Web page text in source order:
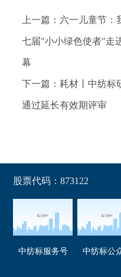
上一篇：六一儿童节
七届"小小绿色使者"走
幕
下一篇：耗材丨中纺标
通过延长有效期评审
股票代码：873122
中纺标服务号
中纺标公